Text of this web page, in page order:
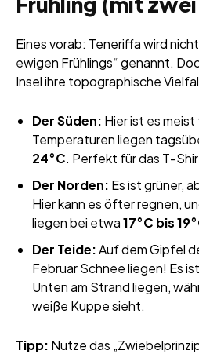
Eines vorab: Teneriffa wird
ewigen Frühlings“ genannt.
Insel ihre topographische
Der Süden: Hier ist es
Temperaturen liegen
24°C. Perfekt für das T-
Der Norden: Es ist grüner,
Hier kann es öfter regnen,
liegen bei etwa17°C bis
Der Teide:Auf dem Gipfel
Februar Schnee liegen! Es
Unten am Strand liegen,
weiße Kuppe sieht.
Tipp: Nutze das